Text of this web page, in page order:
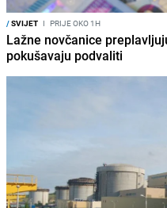
/SVIJET I PRIJE OKO 1H
Lažne novčanice
pokušavaju podvaliti